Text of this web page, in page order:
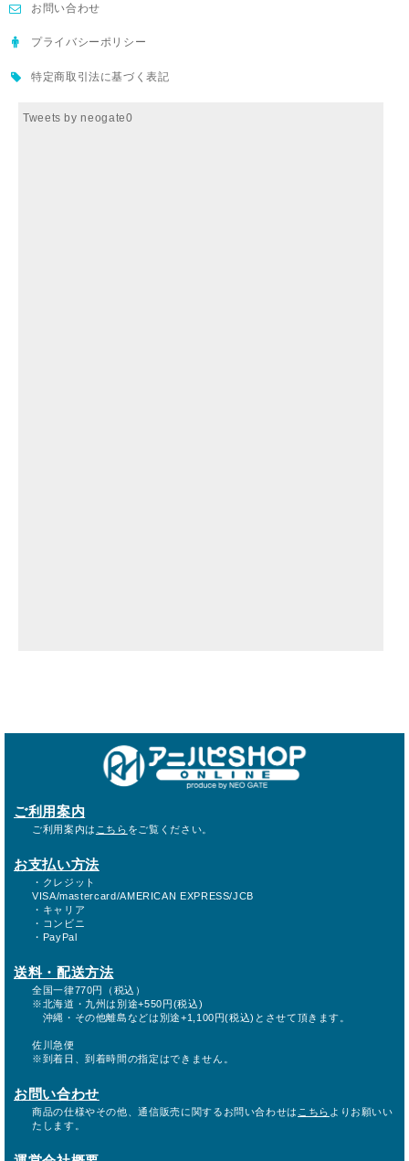
お問い合わせ
プライバシーポリシー
特定商取引法に基づく表記
Tweets by neogate0
ご利用案内
ご利用案内は こちら をご覧ください。
お支払い方法
・クレジット
VISA/mastercard/AMERICAN EXPRESS/JCB
・キャリア
・コンビニ
・PayPal
送料・配送方法
全国一律770円（税込）
※北海道・九州は別途+550円(税込)
沖縄・その他離島などは別途+1,100円(税込)とさせて頂きます。
佐川急便
※到着日、到着時間の指定はできません。
お問い合わせ
商品の仕様やその他、通信販売に関するお問い合わせは こちら よりお願いい
たします。